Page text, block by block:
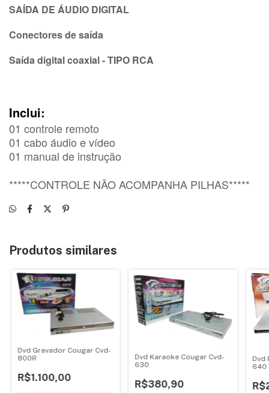
SAÍDA DE ÁUDIO DIGITAL
Conectores de saída
Saída digital coaxial - TIPO RCA
Inclui:
01 controle remoto
01 cabo áudio e vídeo
01 manual de instrução
*****CONTROLE NÃO ACOMPANHA PILHAS*****
Produtos similares
Dvd Gravador Cougar Cvd-
800R
R$1.100,00
Dvd Karaoke Cougar Cvd-
630
R$380,90
Dvd
640